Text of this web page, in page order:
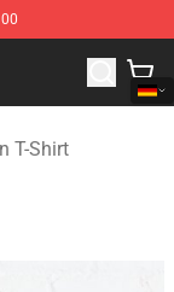
Merchandise
T-Shirt